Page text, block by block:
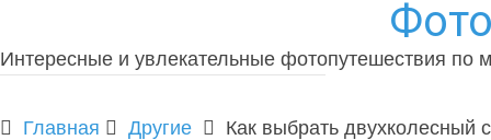
Интересные и увлекательные фотопутешествия по
Главная Другие Как выбрать двухколесный